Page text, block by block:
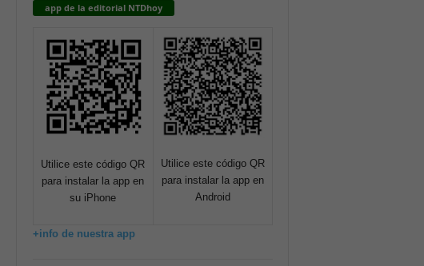
app de la editorial NTDhoy
Utilice este código QR
para instalar la app en
su iPhone
Utilice este código QR
para instalar la app en
Android
+info de nuestra app